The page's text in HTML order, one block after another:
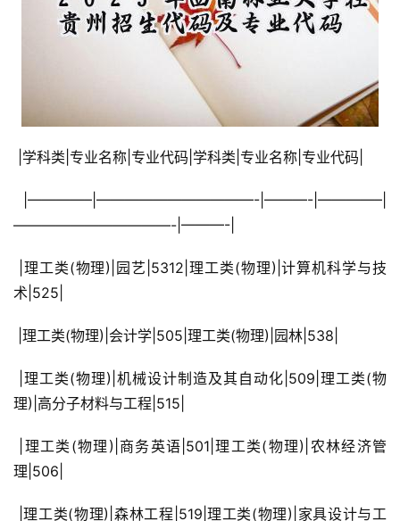
|学科类|专业名称|专业代码|学科类|专业名称|专业代码|
———————————-|———-|
术|525|
|理工类(物理)|会计学|505|理工类(物理)|园林|538|
理)|高分子材料与工程|515|
理|506|